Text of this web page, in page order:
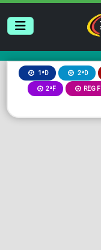
1ªD 2ªD
2ªF REG F